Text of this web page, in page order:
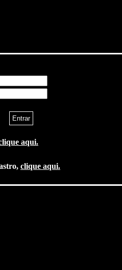
aqui.
clique aqui.